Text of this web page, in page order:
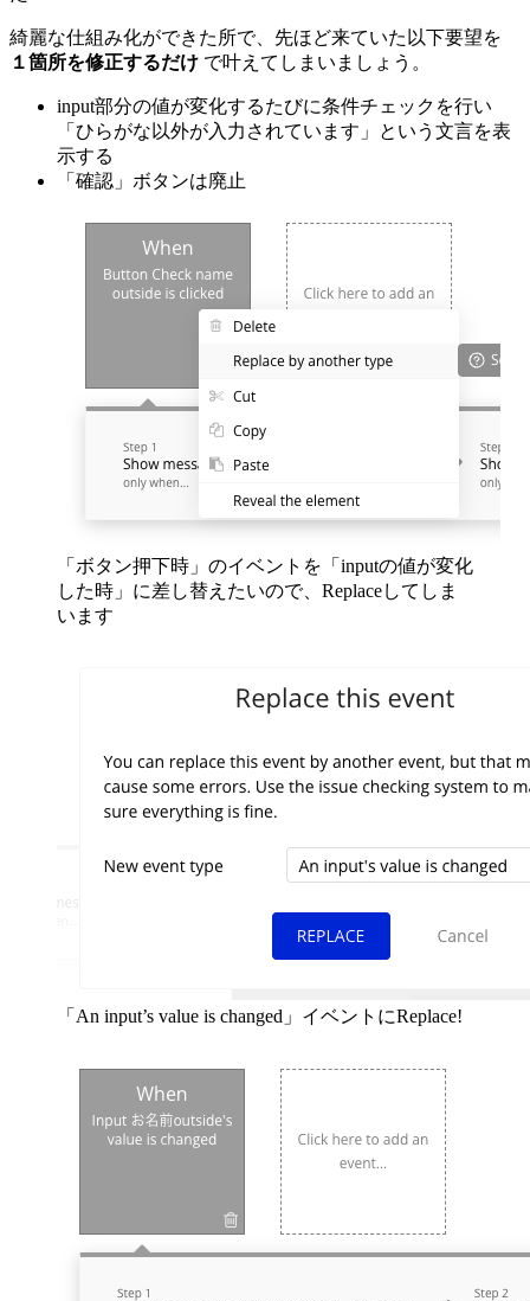
綺麗な仕組み化ができた所で、先ほど来ていた以下要望を
１箇所を修正するだけ で叶えてしまいましょう。
input部分の値が変化するたびに条件チェックを行い
「ひらがな以外が入力されています」という文言を表
示する
「確認」ボタンは廃止
「ボタン押下時」のイベントを「inputの値が変化
した時」に差し替えたいので、Replaceしてしま
います
「An input’s value is changed」イベントにReplace!